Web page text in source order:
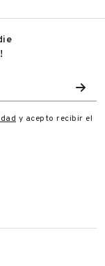
y acepto recibir el